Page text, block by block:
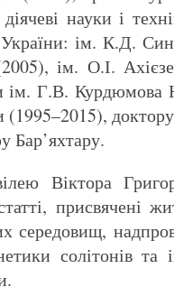
науки і
ім. К.Д.
ім. О.І.
ім. Г.В. Курдюмова
Бар’яхтару.
Віктора
присвячені
середовищ,
солітонів